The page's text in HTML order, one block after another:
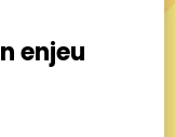
enjeu